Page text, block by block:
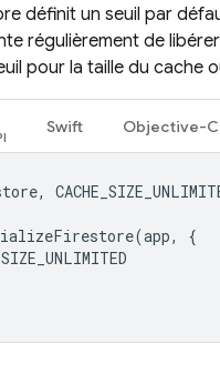
définit un seuil par
régulièrement de
pour la taille du
Swift Objective-C
,
(app,
{